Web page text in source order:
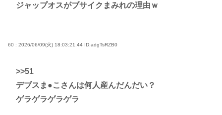
ジャップオスがブサイクまみれの理由ｗ
60 : 2026/06/09(火) 18:03:21.44 ID:adgTsRZB0
>>51
デブスま●こさんは何人産んだんだい？
ゲラゲラゲラゲラ